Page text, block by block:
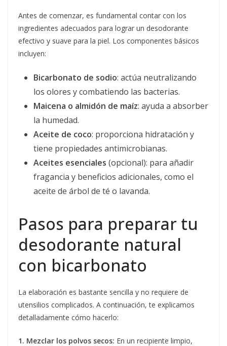
Antes de comenzar, es fundamental contar con los
ingredientes adecuados para lograr un desodorante
efectivo y suave para la piel. Los componentes básicos
incluyen:
Bicarbonato de sodio: actúa neutralizando
los olores y combatiendo las bacterias.
Maicena o almidón de maíz: ayuda a absorber
la humedad.
Aceite de coco: proporciona hidratación y
tiene propiedades antimicrobianas.
Aceites esenciales (opcional): para añadir
fragancia y beneficios adicionales, como el
aceite de árbol de té o lavanda.
Pasos para preparar tu
desodorante natural
con bicarbonato
La elaboración es bastante sencilla y no requiere de
utensilios complicados. A continuación, te explicamos
detalladamente cómo hacerlo:
1. Mezclar los polvos secos: En un recipiente limpio,